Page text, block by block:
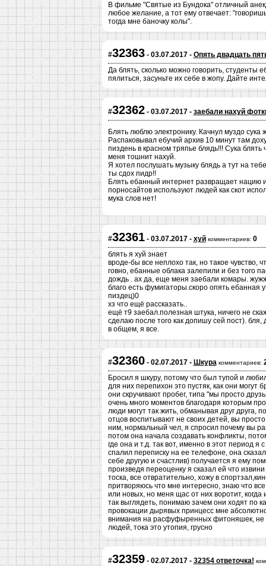
В фильме "Святые из Бундока" отличный
любое желание, а тот ему отвечает:
тогда мне баночку колы".
#32363- 03.07.2017 - Опять двадцать
Да блять, сколько можно говорить, студенты
пялиться, засуньте их себе в жопу. Дайте
#32362- 03.07.2017 - заебали нахуй
Блять люблю электронику. Качнул муздо сука
Распаковывал ебучий архив 10 минут там
пиздень в красном тряпье блядь!!! Сука
меня тошнит нахуй.
Я хотел послушать музыку блядь а тут на
ты сдох пидр!!
Блять ебанный интернет развращает нацию
порносайтов используют людей как скот
мука слов нет!
#32361- 03.07.2017 - хуй комментариев: 0
блять я хуй знает
вроде-бы все неплохо так, но такое чувство,
говно, ебанные облака залепили и без того
дождь . ах да, еще меня заебали комары.
благо есть фумигаторы.скоро опять ебанная
пиздец)0
хз что ещё рассказать..
ещё т9 заебал.полезная штука, ничего не
сделаю после того как допишу сей пост).
в общем, я все.
#32360- 02.07.2017 - Шкура комментариев:
Бросил я шкуру, потому что был тупой и
для них перепихон это пустяк, как они могут
они скручивают пробег, типа "мы просто
очень много моментов благодаря которым
люди могут так жить, обманывая друг друга,
отцов воспитывают не своих детей, вы
ним, нормальный чел, я спросил почему вы
потом она начала создавать конфликты,
где она и т.д. так вот, именно в этот период я
спалил переписку на ее телефоне, она
себе другую и счастлив) получается я ему
произведя переоценку я сказал ей что
тоска, все отвратительно, хожу в
притворяюсь что мне интересно, знаю что
или новых, но меня щас от них воротит,
так выглядеть, понимаю зачем они ходят по
провокации дырявых принцесс мне
внимания на расфуфыренных фитоняшек, не
людей, тока это утопия, грусно
#32359- 02.07.2017 - 32354 ответочка!